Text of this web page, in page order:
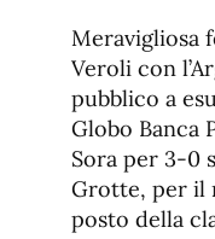
Meravigliosa
Veroli con
pubblico a
Globo Banca
Sora per 3-0
Grotte, per il
posto della